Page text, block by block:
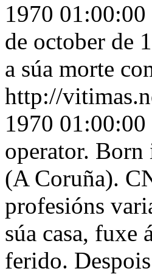
1970
de october de
a súa morte
http://
1970
operator.
(A Coruña).
profesións
súa casa, fuxe
ferido.